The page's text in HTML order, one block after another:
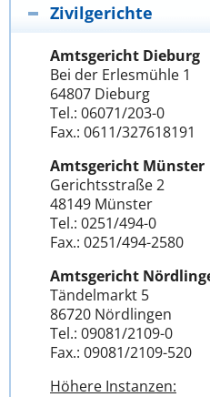
Zivilgerichte
Amtsgericht Dieburg
Bei der Erlesmühle 1
64807 Dieburg
Tel.: 06071/203-0
Fax.: 0611/327618191
Amtsgericht Münster
Gerichtsstraße 2
48149 Münster
Tel.: 0251/494-0
Fax.: 0251/494-2580
Amtsgericht
Tändelmarkt 5
86720 Nördlingen
Tel.: 09081/2109-0
Fax.: 09081/2109-520
Höhere Instanzen: